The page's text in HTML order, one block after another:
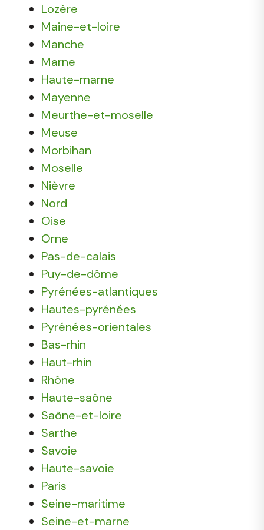
Lozère
Maine-et-loire
Manche
Marne
Haute-marne
Mayenne
Meurthe-et-moselle
Meuse
Morbihan
Moselle
Nièvre
Nord
Oise
Orne
Pas-de-calais
Puy-de-dôme
Pyrénées-atlantiques
Hautes-pyrénées
Pyrénées-orientales
Bas-rhin
Haut-rhin
Rhône
Haute-saône
Saône-et-loire
Sarthe
Savoie
Haute-savoie
Paris
Seine-maritime
Seine-et-marne